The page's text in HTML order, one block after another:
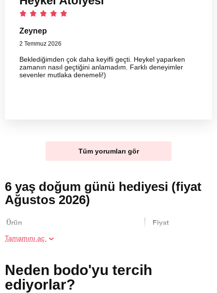
Zeynep
2 Temmuz 2026
Beklediğimden çok daha keyifli geçti. Heykel yaparken
zamanın nasıl geçtiğini anlamadım. Farklı deneyimler
sevenler mutlaka denemeli!)
Tüm yorumları gör
6 yaş doğum günü hediyesi (fiyat
Ağustos 2026)
Ürün Fiyat
İki Kişi için Heykel Atölyesi
Tamamını aç
Neden bodo'yu tercih
ediyorlar?